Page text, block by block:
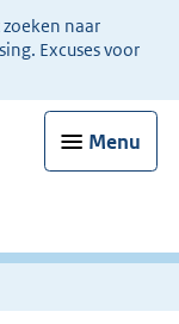
naar
Excuses voor
Menu